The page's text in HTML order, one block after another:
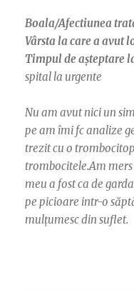
Boala/Afectiunea
Vârsta la care a avut
Timpul de așteptare
spital la urgente
Nu am avut nici un
pe am îmi fc analize
trezit cu o
trombocitele.Am
meu a fost ca de
pe picioare intr-o
mulțumesc din suflet.